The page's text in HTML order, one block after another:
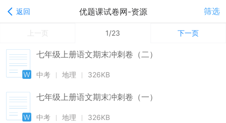
返回 优题课试卷网-资源 筛选
上一页 1/23 下一页
七年级上册语文期末冲刺卷（二）
中考 地理 326KB
七年级上册语文期末冲刺卷（一）
中考 地理 326KB